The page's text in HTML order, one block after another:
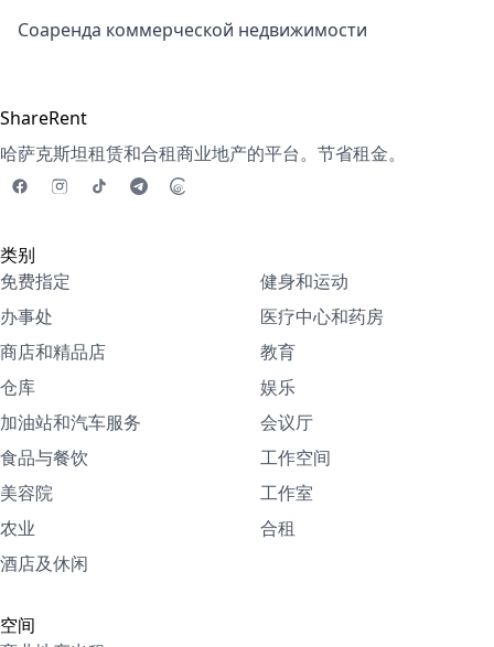
Соаренда коммерческой недвижимости
ShareRent
哈萨克斯坦租赁和合租商业地产的平台。节省租金。
类别
免费指定
办事处
商店和精品店
仓库
加油站和汽车服务
食品与餐饮
美容院
农业
酒店及休闲
健身和运动
医疗中心和药房
教育
娱乐
会议厅
工作空间
工作室
合租
空间